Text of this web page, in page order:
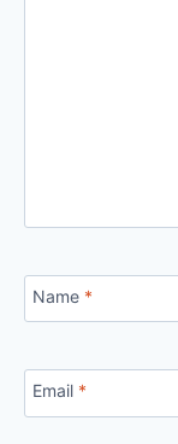
Name *
Email *